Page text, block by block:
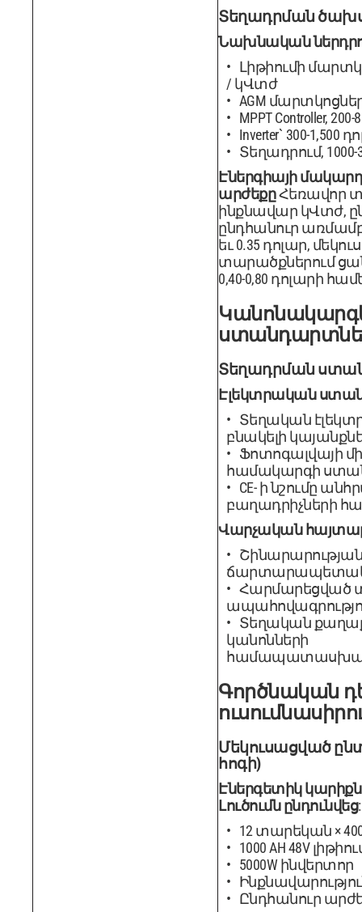
Տեղադրման
Նախնական
Լիթիումի
/ կՎտժ
AGM
MPPT Controller, 200-
Inverter` 300-1,500
Տեղադրում, 1000-
Էներգիայի
արժեքըՀեռավոր
ինքնավար կՎտժ,
ընդհանուր
եւ 0.35 դոլար,
տարածքներում
0,40-0,80 դոլարի
Տեղադրման
Էլեկտրական
Տեղական
բնակելի
Ֆոտոգալվայի
համակարգի
CE- ի նշումը
բաղադրիչների
Վարչական
Շինարարության
Հարմարեցված
Տեղական
կանոնների
Գործնական
Մեկուսացված
հոգի)
Էներգետիկ
Լուծումն ընդունվեց:
12 տարեկան ×
1000 AH 48V
5000W ինվերտոր
Ընդհանուր